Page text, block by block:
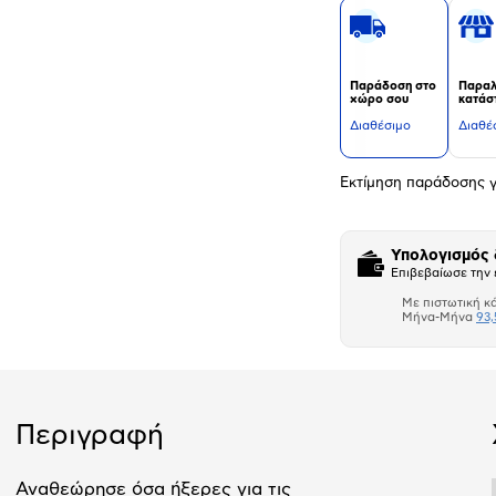
Παράδοση στο
χώρο σου
Διαθέσιμο
Εκτίμηση παράδοσης
Επιβεβαίωσε
Με πιστωτική
Μήνα-Μήνα
Περιγραφή
Αναθεώρησε όσα ήξερες για τις